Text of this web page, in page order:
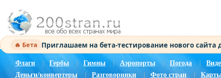
🔥 Бета Приглашаем на бета-тестирование нового
Флаги Гербы Гимны | Аэропорты Погода |
Деньги/конвертеры
Разговорники Фото стран